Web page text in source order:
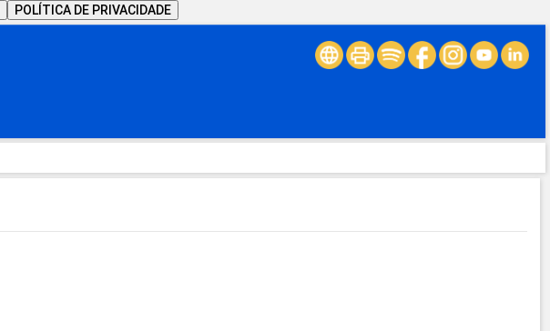
POLÍTICA DE PRIVACIDADE